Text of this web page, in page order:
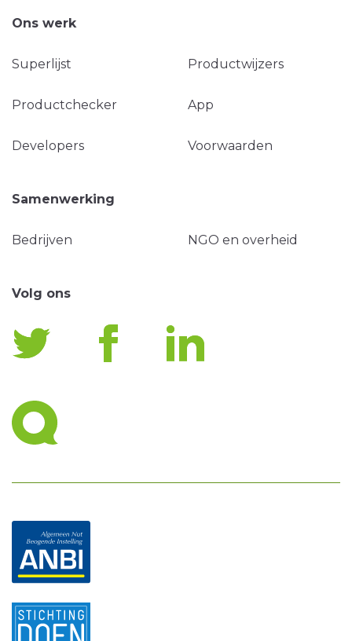
Ons werk
Superlijst Productwijzers
Productchecker App
Developers Voorwaarden
Samenwerking
Bedrijven NGO en overheid
Volg ons